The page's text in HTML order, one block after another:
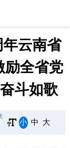
云南省
励全省党
斗如歌
小 中 大